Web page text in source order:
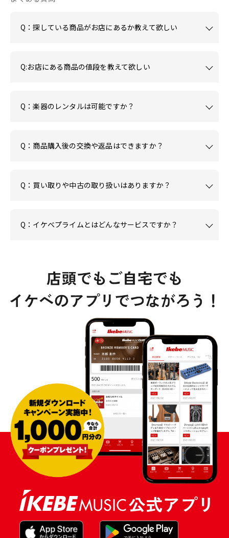
Q：探している商品がお店にあるか教えて欲しい
Q:お店にある商品の値段を教えて欲しい
Q：楽器のレンタルは可能ですか？
Q：商品購入後の交換や返品はできますか？
Q：買い取りや中古の取り扱いはありますか？
Q：イケベプライムとはどんなサービスですか？